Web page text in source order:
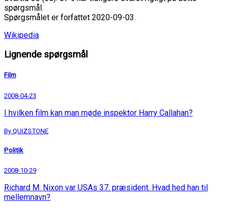
spørgsmål.
Spørgsmålet er forfattet 2020-09-03.
Wikipedia
Lignende spørgsmål
Film
2008-04-23
I hvilken film kan man møde inspektor Harry Callahan?
By QUIZSTONE
Politik
2008-10-29
Richard M. Nixon var USAs 37. præsident. Hvad hed han til
mellemnavn?